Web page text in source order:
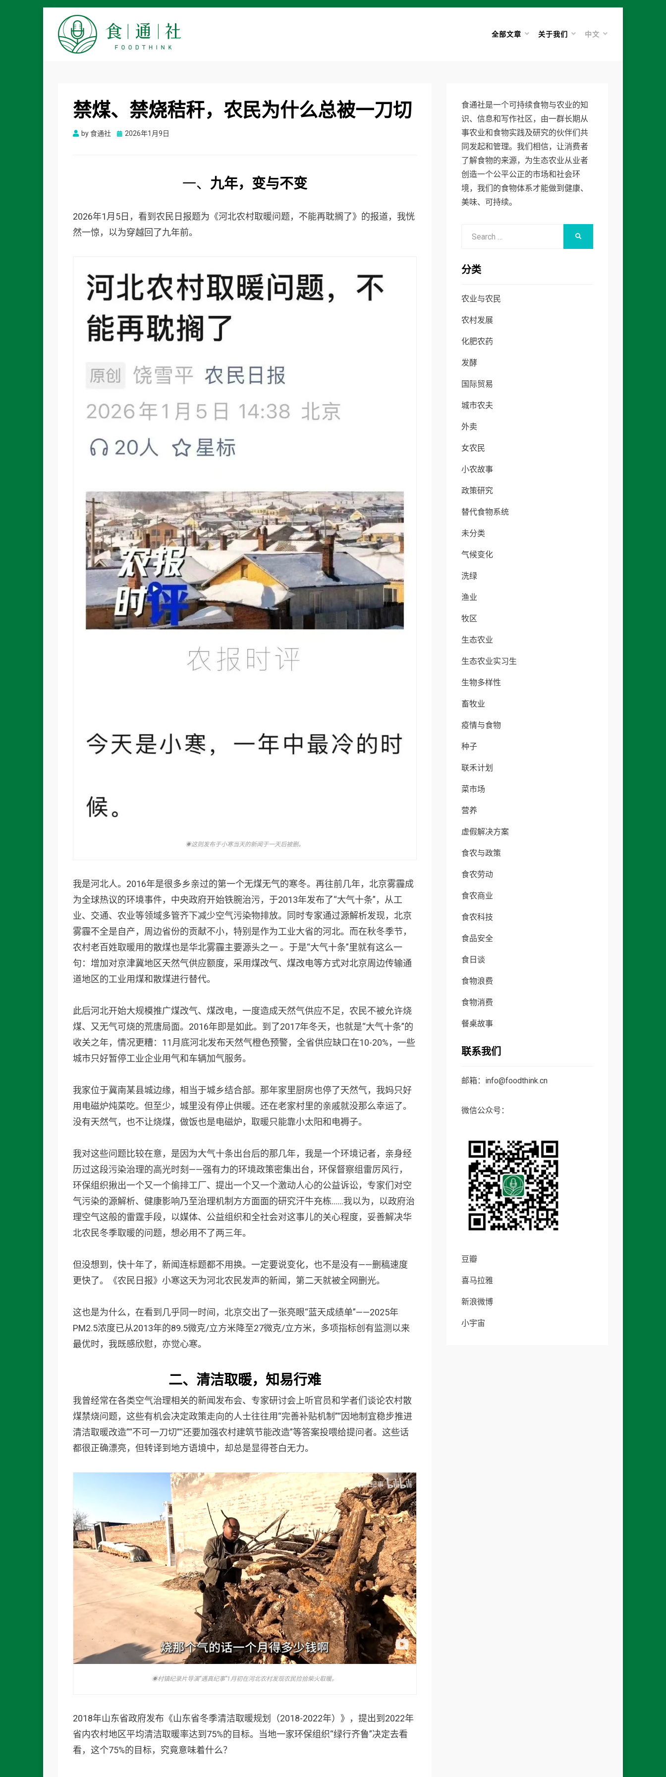
全部文章 关于我们 中文
禁煤、禁烧秸秆，农民为什么总被一刀切
by食通社
Posted
2026年1月9日
一、 九年，变与不变
2026年1月5日，看到农民日报题为《河北农村取暖问题，不能再耽搁了》的报道，我恍
然一惊，以为穿越回了九年前。
◉这则发布于小寒当天的新闻于一天后被删。
我是河北人。2016年是很多乡亲过的第一个无煤无气的寒冬。再往前几年，北京雾霾成
为全球热议的环境事件，中央政府开始铁腕治污，于2013年发布了“大气十条”，从工
业、交通、农业等领域多管齐下减少空气污染物排放。同时专家通过源解析发现，北京
雾霾不全是自产，周边省份的贡献不小，特别是作为工业大省的河北。而在秋冬季节，
农村老百姓取暖用的散煤也是华北雾霾主要源头之一 。于是“大气十条”里就有这么一
句：增加对京津冀地区天然气供应额度，采用煤改气、煤改电等方式对北京周边传输通
道地区的工业用煤和散煤进行替代。
此后河北开始大规模推广煤改气、煤改电，一度造成天然气供应不足，农民不被允许烧
煤、又无气可烧的荒唐局面。2016年即是如此。到了2017年冬天，也就是“大气十条”的
收关之年，情况更糟：11月底河北发布天然气橙色预警，全省供应缺口在10-20%，一些
城市只好暂停工业企业用气和车辆加气服务。
我家位于冀南某县城边缘，相当于城乡结合部。那年家里厨房也停了天然气，我妈只好
用电磁炉炖菜吃。但至少，城里没有停止供暖。还在老家村里的亲戚就没那么幸运了。
没有天然气，也不让烧煤，做饭也是电磁炉，取暖只能靠小太阳和电褥子。
我对这些问题比较在意，是因为大气十条出台后的那几年，我是一个环境记者，亲身经
历过这段污染治理的高光时刻——强有力的环境政策密集出台，环保督察组雷厉风行，
环保组织揪出一个又一个偷排工厂、提出一个又一个激动人心的公益诉讼，专家们对空
气污染的源解析、健康影响乃至治理机制方方面面的研究汗牛充栋……我以为，以政府治
理空气这般的雷霆手段，以媒体、公益组织和全社会对这事儿的关心程度，妥善解决华
北农民冬季取暖的问题，想必用不了两三年。
但没想到，快十年了，新闻连标题都不用换。一定要说变化，也不是没有——删稿速度
更快了。《农民日报》小寒这天为河北农民发声的新闻，第二天就被全网删光。
这也是为什么，在看到几乎同一时间，北京交出了一张亮眼“蓝天成绩单”——2025年
PM2.5浓度已从2013年的89.5微克/立方米降至27微克/立方米，多项指标创有监测以来
最优时，我既感欣慰，亦觉心寒。
二、清洁取暖，知易行难
我曾经常在各类空气治理相关的新闻发布会、专家研讨会上听官员和学者们谈论农村散
煤禁烧问题，这些有机会决定政策走向的人士往往用“完善补贴机制”“因地制宜稳步推进
清洁取暖改造”“不可一刀切”“还要加强农村建筑节能改造”等答案投喂给提问者。这些话
都很正确漂亮，但转译到地方语境中，却总是显得苍白无力。
◉村镇纪录片导演“遇真纪事”1月初在河北农村发现农民捡拾柴火取暖。
2018年山东省政府发布《山东省冬季清洁取暖规划（2018-2022年）》，提出到2022年
省内农村地区平均清洁取暖率达到75%的目标。当地一家环保组织“绿行齐鲁”决定去看
看，这个75%的目标，究竟意味着什么？
食通社是一个可持续食物与农业的知
识、信息和写作社区，由一群长期从
事农业和食物实践及研究的伙伴们共
同发起和管理。我们相信，让消费者
了解食物的来源，为生态农业从业者
创造一个公平公正的市场和社会环
境，我们的食物体系才能做到健康、
美味、可持续。
分类
农业与农民
农村发展
化肥农药
发酵
国际贸易
城市农夫
外卖
女农民
小农故事
政策研究
替代食物系统
未分类
气候变化
洗绿
渔业
牧区
生态农业
生态农业实习生
生物多样性
畜牧业
疫情与食物
种子
联禾计划
菜市场
营养
虚假解决方案
食农与政策
食农劳动
食农商业
食农科技
食品安全
食日谈
食物浪费
食物消费
餐桌故事
联系我们
邮箱：info@foodthink.cn
微信公众号：
豆瓣
喜马拉雅
新浪微博
小宇宙